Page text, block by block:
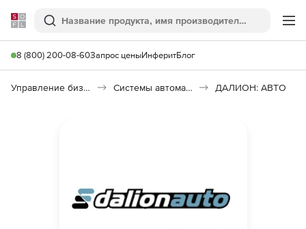
Softline
Поиск
8 (800) 200-08-60Запрос ценыИнферитБлог
Управление бизнесом, CRM/ERP Системы автоматизации ДАЛИОН: АВТО